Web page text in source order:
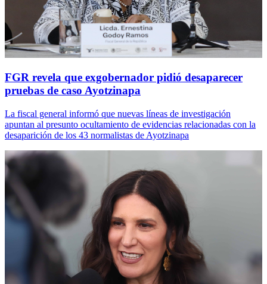
FGR revela que exgobernador pidió desaparecer
pruebas de caso Ayotzinapa
La fiscal general informó que nuevas líneas de investigación
apuntan al presunto ocultamiento de evidencias relacionadas con la
desaparición de los 43 normalistas de Ayotzinapa